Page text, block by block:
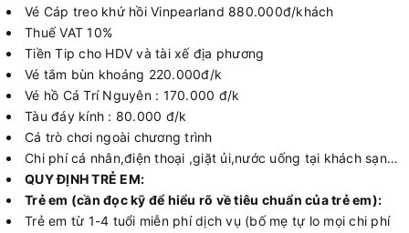
Vé Cáp treo khứ hồi Vinpearland 880.000đ/khách
Thuế VAT 10%
Tiền Tip cho HDV và tài xế địa phương
Vé tắm bùn khoáng 220.000đ/k
Vé hồ Cá Trí Nguyên : 170.000 đ/k
Tàu đáy kính : 80.000 đ/k
Cá trò chơi ngoài chương trình
Chi phí cá nhân,điện thoại ,giặt ủi,nước uống tại khách sạn…
QUY ĐỊNH TRẺ EM:
Trẻ em (cần đọc kỹ để hiểu rõ về tiêu chuẩn của trẻ em):
Trẻ em từ 1-4 tuổi miễn phí dịch vụ (bố mẹ tự lo mọi chi phí